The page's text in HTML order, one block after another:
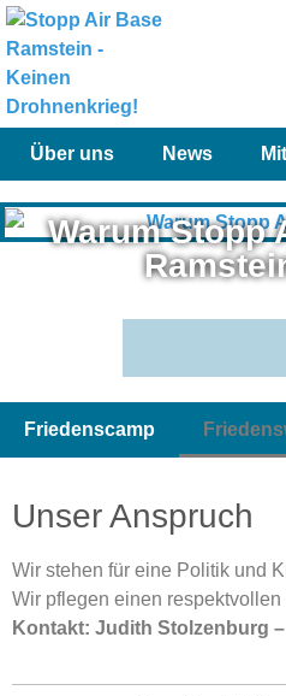
Über uns News
Warum Stopp
Friedenscamp
Unser Anspruch
Wir stehen für eine Politik und
Wir pflegen einen
Kontakt: Judith Stolzenburg –